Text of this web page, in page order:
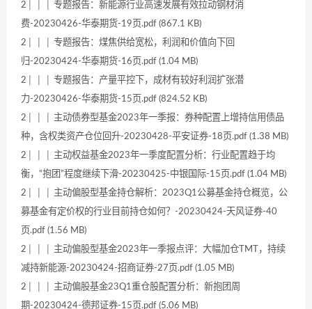
2│ │ │ 专题报告：新能源行业高速发展有效拉动钢材消
费-20230426-华泰期货-19页.pdf (867.1 KB)
2│ │ │ 专题报告：煤焦供给宽松，利润和价值向下回
归-20230424-华泰期货-16页.pdf (1.04 MB)
2│ │ │ 专题报告：产量平控下，成材有较好利润扩张潜
力-20230426-华泰期货-15页.pdf (824.52 KB)
2│ │ │ 主动债券型基金2023年一季报：券种配置上增持信用债品
种，含权类资产仓位回升-20230428-平安证券-18页.pdf (1.38 MB)
2│ │ │ 主动权益基金2023年一季度配置分析：行业配置趋于均
衡，“抱团”程度继续下滑-20230425-中银国际-15页.pdf (1.04 MB)
2│ │ │ 主动偏股型基金持仓解析：2023Q1公募基金持仓概览，公
募基金有定价权的行业目前持仓如何？-20230424-天风证券-40
页.pdf (1.56 MB)
2│ │ │ 主动偏股型基金2023年一季报点评：大幅加仓TMT，持续
减持新能源-20230424-招商证券-27页.pdf (1.05 MB)
2│ │ │ 主动偏股基金23Q1重仓股配置分析：新抱团周
期-20230424-德邦证券-15页.pdf (5.06 MB)